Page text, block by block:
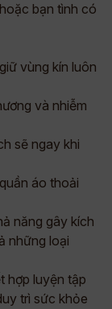
bạn tình có
vùng kín luôn
và nhiễm
sẽ ngay khi
áo thoải
năng gây kích
những loại
hợp luyện tập
trì sức khỏe